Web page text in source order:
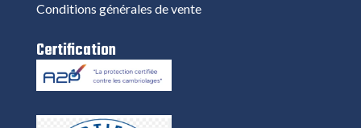
Conditions générales de vente
Certification